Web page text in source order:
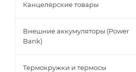
Канцелярские товары
Внешние аккумуляторы (Power
Bank)
Термокружки и термосы